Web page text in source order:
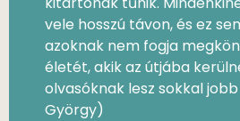
vele hosszú távon, és ez
azoknak nem fogja
életét, akik az útjába
olvasóknak lesz sokkal
György)